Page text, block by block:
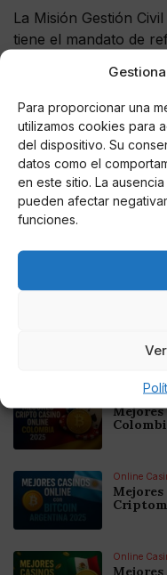
Para proporcionar una
utilizamos cookies para
del dispositivo. Su
datos como el
en este sitio. La
pueden afectar
funciones.
La Misión Gestión
tiene el mandato de
terrorismo y contra la
contribuir a aumentar
seguridad, la
y en la región del
agosto de 2012 y se
Noticias
Online
Online
Online